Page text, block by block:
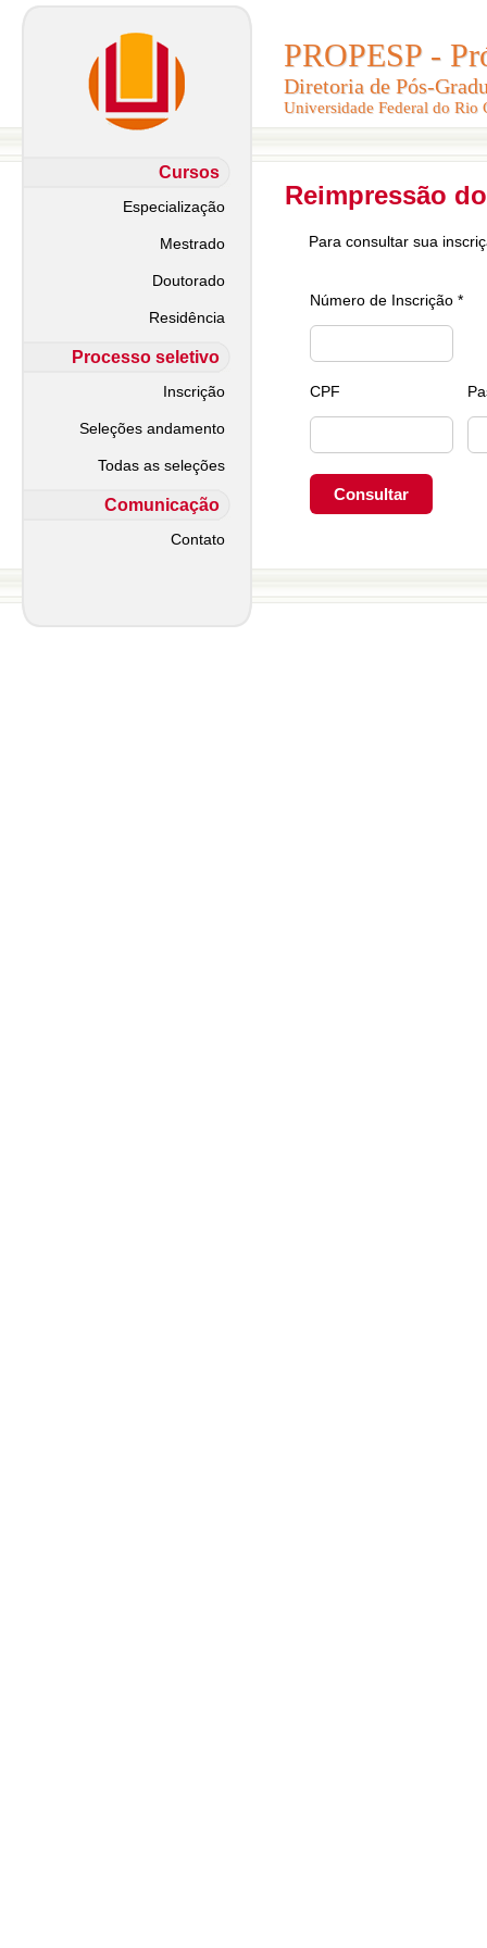
PROPESP -
Diretoria de Pós-
Universidade Federal do Rio
PROPESP -
Diretoria de Pós-
Universidade Federal do Rio
Cursos
Especialização
Mestrado
Doutorado
Residência
Processo seletivo
Inscrição
Seleções andamento
Todas as seleções
Comunicação
Contato
Reimpressão
Para consultar sua
Número de Inscrição *
CPF